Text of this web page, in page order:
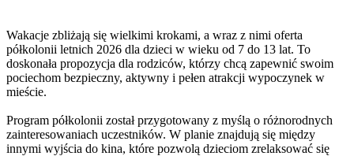
Wakacje zbliżają się wielkimi krokami, a wraz z nimi oferta
półkolonii letnich 2026 dla dzieci w wieku od 7 do 13 lat. To
doskonała propozycja dla rodziców, którzy chcą zapewnić swoim
pociechom bezpieczny, aktywny i pełen atrakcji wypoczynek w
mieście.
Program półkolonii został przygotowany z myślą o różnorodnych
zainteresowaniach uczestników. W planie znajdują się między
innymi wyjścia do kina, które pozwolą dzieciom zrelaksować się